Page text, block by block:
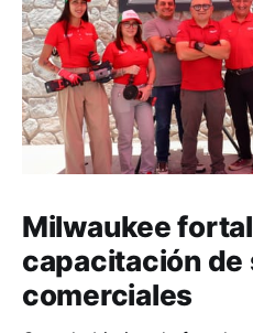
Milwaukee
capacitación de
comerciales